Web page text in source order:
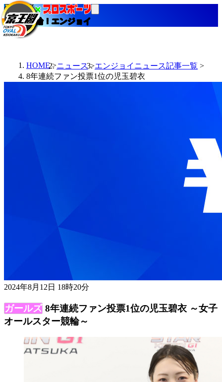
当たる競輪！エンジョイ
HOME ニュース
エンジョイニュース記事一覧
8年連続ファン投票1位の児玉碧衣
2024年8月12日 18時20分
8年連続ファン投票1位の児玉碧衣 ～女子
オールスター競輪～